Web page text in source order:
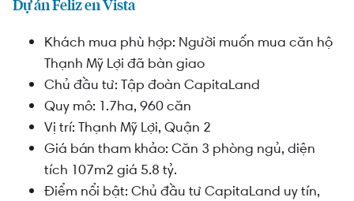
Dự án Feliz en Vista
Khách mua phù hợp: Người muốn mua căn hộ
Thạnh Mỹ Lợi đã bàn giao
Chủ đầu tư: Tập đoàn CapitaLand
Quy mô: 1.7ha, 960 căn
Vị trí: Thạnh Mỹ Lợi, Quận 2
Giá bán tham khảo: Căn 3 phòng ngủ, diện
tích 107m2 giá 5.8 tỷ.
Điểm nổi bật: Chủ đầu tư CapitaLand uy tín,